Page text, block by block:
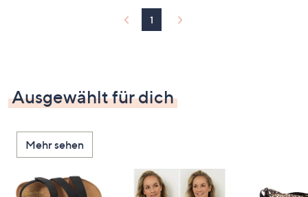
1
Ausgewählt für dich
Mehr sehen